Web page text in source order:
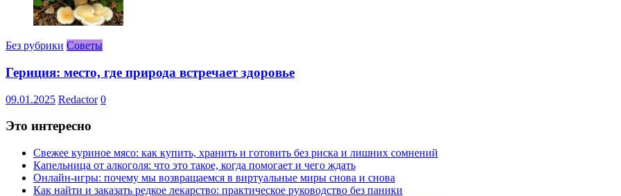
Без рубрики Советы
Гериция: место, где природа встречает здоровье
09.01.2025 Redactor 0
Это интересно
Свежее куриное мясо: как купить, хранить и готовить без риска и лишних сомнений
Капельница от алкоголя: что это такое, когда помогает и чего ждать
Онлайн-игры: почему мы возвращаемся в виртуальные миры снова и снова
Как найти и заказать редкое лекарство: практическое руководство без паники